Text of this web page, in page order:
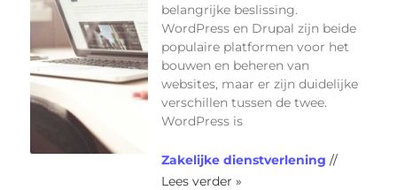
belangrijke beslissing.
WordPress en Drupal zijn beide
populaire platformen voor het
bouwen en beheren van
websites, maar er zijn duidelijke
verschillen tussen de twee.
WordPress is
Zakelijke dienstverlening //
Lees verder »